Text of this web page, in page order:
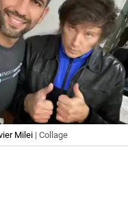
Milei | Collage